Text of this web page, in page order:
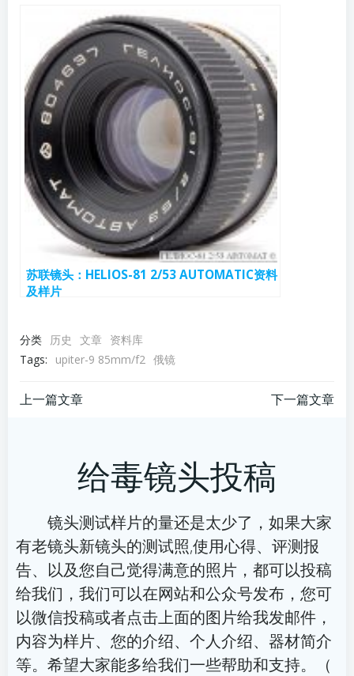
苏联镜头：HELIOS-81 2/53 AUTOMATIC资料
及样片
分类 历史 文章 资料库
Tags:
upiter-9 85mm/f2 俄镜
文
航
上一篇文章
导
航
下一篇文章
给毒镜头投稿
镜头测试样片的量还是太少了，如果大家
有老镜头新镜头的测试照,使用心得、评测报
告、以及您自己觉得满意的照片，都可以投稿
给我们，我们可以在网站和公众号发布，您可
以微信投稿或者点击上面的图片给我发邮件，
内容为样片、您的介绍、个人介绍、器材简介
等。希望大家能多给我们一些帮助和支持。（